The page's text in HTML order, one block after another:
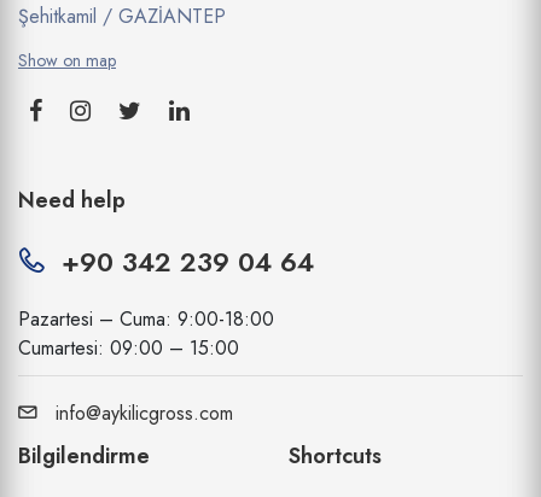
Şehitkamil / GAZİANTEP
Show on map
Need help
+90 342 239 04 64
Pazartesi – Cuma: 9:00-18:00
Cumartesi: 09:00 – 15:00
info@aykilicgross.com
Bilgilendirme Shortcuts